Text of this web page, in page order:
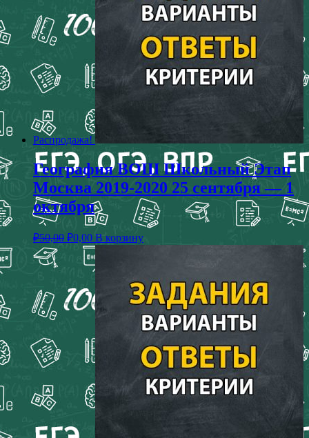
Распродажа!
География ВОШ Школьный Этап
Москва 2019-2020 25 сентября — 1
октября
₽50,00 ₽0,00 В корзину